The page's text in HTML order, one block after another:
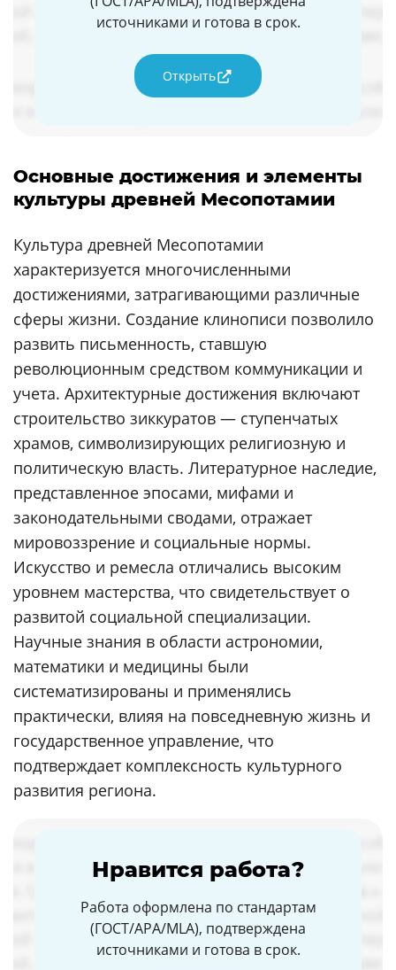
источниками и готова в срок.
Открыть
Основные достижения и элементы
культуры древней Месопотамии
Культура древней Месопотамии
характеризуется многочисленными
достижениями, затрагивающими различные
сферы жизни. Создание клинописи позволило
развить письменность, ставшую
революционным средством коммуникации и
учета. Архитектурные достижения включают
строительство зиккуратов — ступенчатых
храмов, символизирующих религиозную и
политическую власть. Литературное наследие,
представленное эпосами, мифами и
законодательными сводами, отражает
мировоззрение и социальные нормы.
Искусство и ремесла отличались высоким
уровнем мастерства, что свидетельствует о
развитой социальной специализации.
Научные знания в области астрономии,
математики и медицины были
систематизированы и применялись
практически, влияя на повседневную жизнь и
государственное управление, что
подтверждает комплексность культурного
развития региона.
Нравится работа?
Работа оформлена по стандартам
(ГОСТ/APA/MLA), подтверждена
источниками и готова в срок.